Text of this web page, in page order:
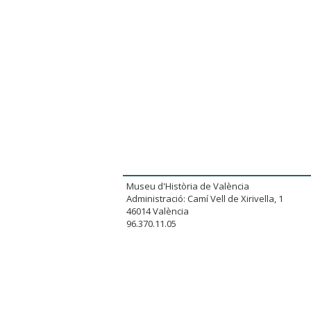
Museu d'Història de València
Administració: Camí Vell de Xirivella, 1
46014 València
96.370.11.05